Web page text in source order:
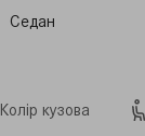
Седан
Колір кузова